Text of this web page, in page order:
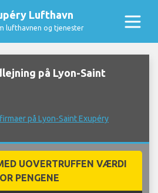
Lufthavn
lufthavnen og tjenester
på Lyon-Saint
på Lyon-Saint Exupéry
UOVERTRUFFEN VÆRDI
PENGENE